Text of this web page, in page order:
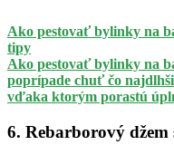
Ako pestovať bylinky na
tipy
Ako pestovať bylinky na
poprípade chuť čo
vďaka ktorým porastú
6. Rebarborový džem